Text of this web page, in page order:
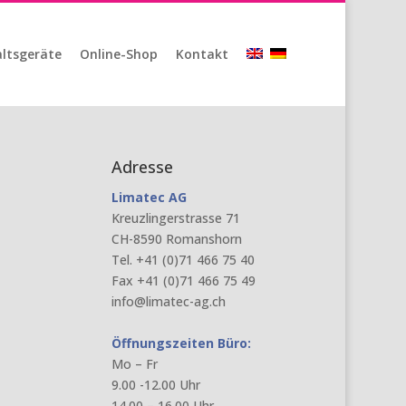
Online-Shop Kontakt
Adresse
Limatec AG
Kreuzlingerstrasse 71
CH-8590 Romanshorn
Tel. +41 (0)71 466 75 40
Fax +41 (0)71 466 75 49
info@limatec-ag.ch
Öffnungszeiten Büro:
Mo – Fr
9.00 -12.00 Uhr